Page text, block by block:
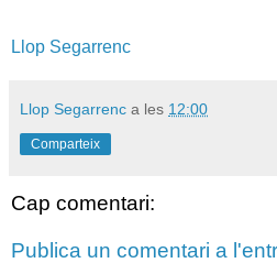
Llop Segarrenc
Llop Segarrenc a les 12:00
Comparteix
Cap comentari:
Publica un comentari a